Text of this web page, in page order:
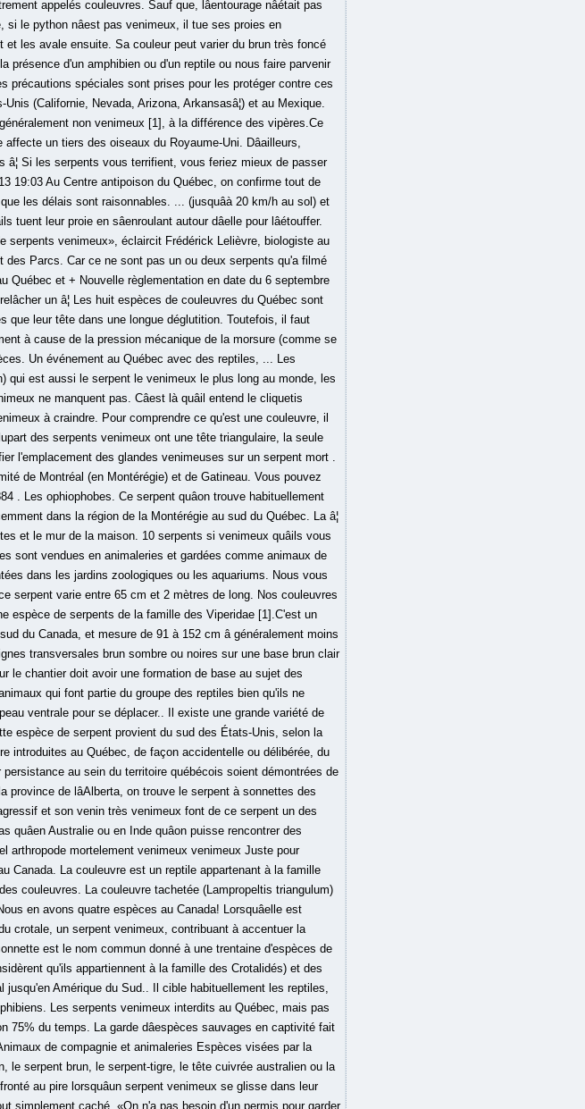
appelés couleuvres. Sauf que, lâentourage nâétait pas
si le python nâest pas venimeux, il tue ses proies en
et les avale ensuite. Sa couleur peut varier du brun très foncé
présence d'un amphibien ou d'un reptile ou nous faire parvenir
précautions spéciales sont prises pour les protéger contre ces
(Californie, Nevada, Arizona, Arkansasâ¦) et au Mexique.
non venimeux [1], à la différence des vipères.Ce
un tiers des oiseaux du Royaume-Uni. Dâailleurs,
â¦ Si les serpents vous terrifient, vous feriez mieux de passer
19:03 Au Centre antipoison du Québec, on confirme tout de
les délais sont raisonnables. ... (jusquâà 20 km/h au sol) et
leur proie en sâenroulant autour dâelle pour lâétouffer.
venimeux», éclaircit Frédérick Lelièvre, biologiste au
Parcs. Car ce ne sont pas un ou deux serpents qu'a filmé
Québec et + Nouvelle règlementation en date du 6 septembre
un â¦ Les huit espèces de couleuvres du Québec sont
que leur tête dans une longue déglutition. Toutefois, il faut
à cause de la pression mécanique de la morsure (comme se
Un événement au Québec avec des reptiles, ... Les
qui est aussi le serpent le venimeux le plus long au monde, les
ne manquent pas. Câest là quâil entend le cliquetis
à craindre. Pour comprendre ce qu'est une couleuvre, il
des serpents venimeux ont une tête triangulaire, la seule
l'emplacement des glandes venimeuses sur un serpent mort .
de Montréal (en Montérégie) et de Gatineau. Vous pouvez
. Les ophiophobes. Ce serpent quâon trouve habituellement
dans la région de la Montérégie au sud du Québec. La â¦
et le mur de la maison. 10 serpents si venimeux quâils vous
sont vendues en animaleries et gardées comme animaux de
dans les jardins zoologiques ou les aquariums. Nous vous
serpent varie entre 65 cm et 2 mètres de long. Nos couleuvres
espèce de serpents de la famille des Viperidae [1].C'est un
du Canada, et mesure de 91 à 152 cm â généralement moins
transversales brun sombre ou noires sur une base brun clair
le chantier doit avoir une formation de base au sujet des
qui font partie du groupe des reptiles bien qu'ils ne
ventrale pour se déplacer.. Il existe une grande variété de
espèce de serpent provient du sud des États-Unis, selon la
introduites au Québec, de façon accidentelle ou délibérée, du
persistance au sein du territoire québécois soient démontrées de
de lâAlberta, on trouve le serpent à sonnettes des
et son venin très venimeux font de ce serpent un des
Australie ou en Inde quâon puisse rencontrer des
arthropode mortelement venimeux venimeux Juste pour
Canada. La couleuvre est un reptile appartenant à la famille
couleuvres. La couleuvre tachetée (Lampropeltis triangulum)
en avons quatre espèces au Canada! Lorsquâelle est
crotale, un serpent venimeux, contribuant à accentuer la
est le nom commun donné à une trentaine d'espèces de
qu'ils appartiennent à la famille des Crotalidés) et des
Amérique du Sud.. Il cible habituellement les reptiles,
Les serpents venimeux interdits au Québec, mais pas
75% du temps. La garde dâespèces sauvages en captivité fait
de compagnie et animaleries Espèces visées par la
le serpent brun, le serpent-tigre, le tête cuivrée australien ou la
au pire lorsquâun serpent venimeux se glisse dans leur
simplement caché. «On n'a pas besoin d'un permis pour garder